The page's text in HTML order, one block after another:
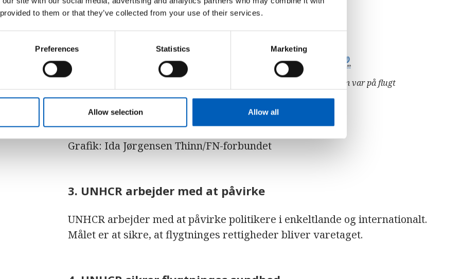
to them or that they’ve collected from your use of their services.
Preferences Statistics Marketing
Allow selection Allow all
Ved udgangen af 2020 var det rekordmange 89,3 millioner mennesker som var på flugt
Grafik: Ida Jørgensen Thinn/FN-forbundet
3. UNHCR arbejder med at påvirke
UNHCR arbejder med at påvirke politikere i enkeltlande og internationalt.
Målet er at sikre, at flygtninges rettigheder bliver varetaget.